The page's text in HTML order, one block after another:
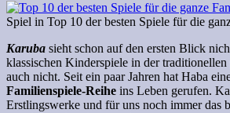
Spiel in Top 10 der besten Spiele für die
Karuba sieht schon auf den ersten Blick
klassischen Kinderspiele in der traditionellen
auch nicht. Seit ein paar Jahren hat Haba
Familienspiele-Reihe ins Leben gerufen.
Erstlingswerke und für uns noch immer das